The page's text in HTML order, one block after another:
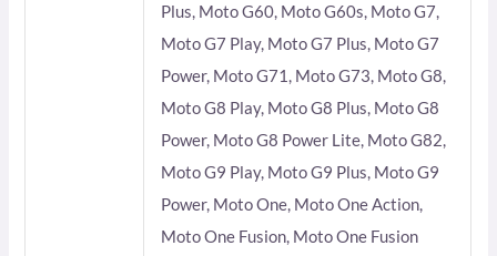
Plus, Moto G60, Moto G60s, Moto G7,
Moto G7 Play, Moto G7 Plus, Moto G7
Power, Moto G71, Moto G73, Moto G8,
Moto G8 Play, Moto G8 Plus, Moto G8
Power, Moto G8 Power Lite, Moto G82,
Moto G9 Play, Moto G9 Plus, Moto G9
Power, Moto One, Moto One Action,
Moto One Fusion, Moto One Fusion